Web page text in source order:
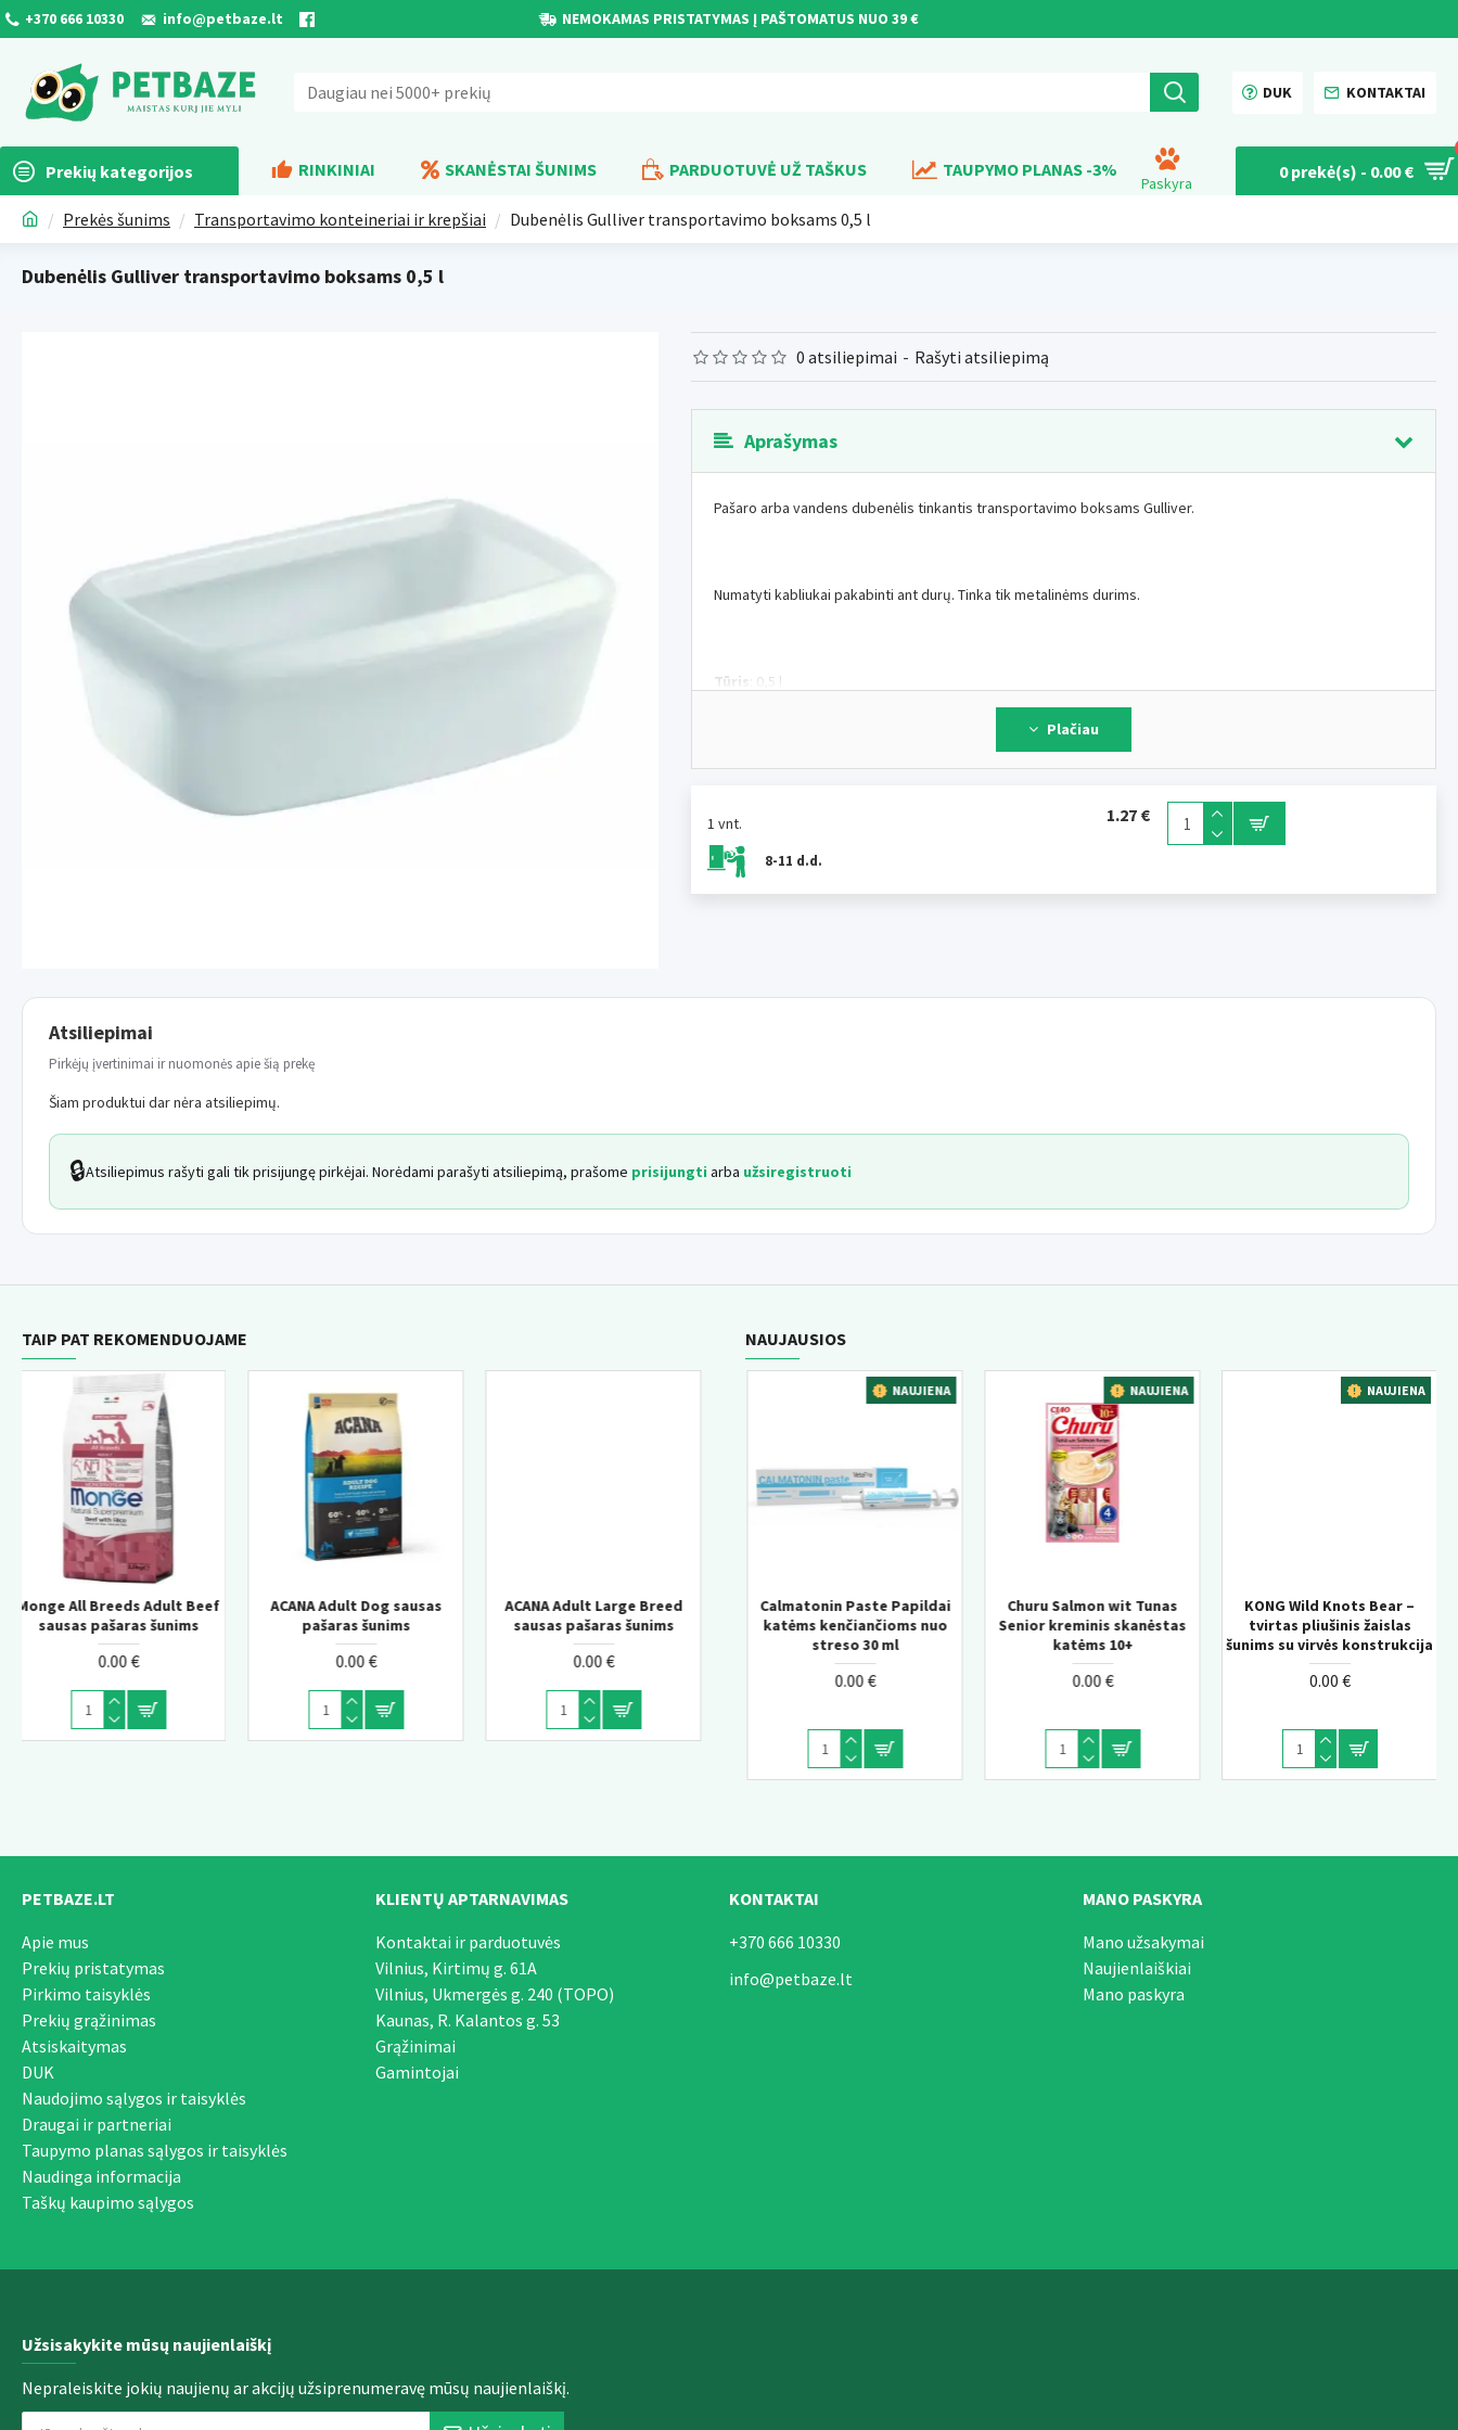
+370 666 10330 info@petbaze.lt NEMOKAMAS PRISTATYMAS Į PAŠTOMATUS NUO 39 €
DUK KONTAKTAI
Prekių kategorijos RINKINIAI SKANĖSTAI ŠUNIMS PARDUOTUVĖ UŽ TAŠKUS TAUPYMO PLANAS -3%
Paskyra
0 prekė(s) - 0.00 €
Prekės šunims Transportavimo konteineriai ir krepšiai Dubenėlis Gulliver transportavimo boksams 0,5 l
Dubenėlis Gulliver transportavimo boksams 0,5 l
0 atsiliepimai - Rašyti atsiliepimą
1 vnt.
8-11 d.d.
1.27 €
Aprašymas
Pašaro arba vandens dubenėlis tinkantis transportavimo boksams Gulliver.
Numatyti kabliukai pakabinti ant durų. Tinka tik metalinėms durims.
Tūris : 0,5 l
ILUSTRACINĖ NUOTRAUKA
Plačiau
Atsiliepimai
Pirkėjų įvertinimai ir nuomonės apie šią prekę
Šiam produktui dar nėra atsiliepimų.
🔒Atsiliepimus rašyti gali tik prisijungę pirkėjai. Norėdami parašyti atsiliepimą, prašome prisijungti arba užsiregistruoti
TAIP PAT REKOMENDUOJAME
ACANA Adult Dog sausas
pašaras šunims
0.00 €
ACANA Adult Large Breed
sausas pašaras šunims
0.00 €
Acana Classic Red sausas
pašaras šunims
0.00 €
NAUJAUSIOS
Monge Daily Line Hairball
super premium pašaras
suaugusioms katėms su
vištiena 1,5kg
0.00 €
Calmatonin Paste Papildai
katėms kenčiančioms nuo
streso 30 ml
NAUJIENA
Churu Salmon wit Tunas
Senior kreminis skanėstas
katėms 10+
0.00 €
NAUJIENA
KONG Wild Knots Bear –
tvirtas pliušinis žaislas
šunims su virvės konstrukcija
0.00 €
NAUJIENA
KONG Knots Chicken M/L –
pliušinis žaislas šunims su
vidine virve
0.00 €
PETBAZE.LT
Apie mus
Prekių pristatymas
Pirkimo taisyklės
Prekių grąžinimas
Atsiskaitymas
DUK
Naudojimo sąlygos ir taisyklės
Draugai ir partneriai
Taupymo planas sąlygos ir taisyklės
Naudinga informacija
Taškų kaupimo sąlygos
KLIENTŲ APTARNAVIMAS
Kontaktai ir parduotuvės
Vilnius, Kirtimų g. 61A
Vilnius, Ukmergės g. 240 (TOPO)
Kaunas, R. Kalantos g. 53
Grąžinimai
Gamintojai
KONTAKTAI
+370 666 10330
info@petbaze.lt
MANO PASKYRA
Mano užsakymai
Naujienlaiškiai
Mano paskyra
Užsisakykite mūsų naujienlaiškį
Nepraleiskite jokių naujienų ar akcijų užsiprenumeravę mūsų naujienlaiškį.